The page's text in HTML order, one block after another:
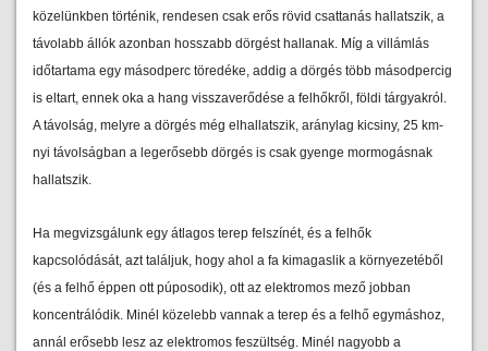
közelünkben történik, rendesen csak erős rövid csattanás hallatszik, a
távolabb állók azonban hosszabb dörgést hallanak. Míg a villámlás
időtartama egy másodperc töredéke, addig a dörgés több másodpercig
is eltart, ennek oka a hang visszaverődése a felhőkről, földi tárgyakról.
A távolság, melyre a dörgés még elhallatszik, aránylag kicsiny, 25 km-
nyi távolságban a legerősebb dörgés is csak gyenge mormogásnak
hallatszik.
Ha megvizsgálunk egy átlagos terep felszínét, és a felhők
kapcsolódását, azt találjuk, hogy ahol a fa kimagaslik a környezetéből
(és a felhő éppen ott púposodik), ott az elektromos mező jobban
koncentrálódik. Minél közelebb vannak a terep és a felhő egymáshoz,
annál erősebb lesz az elektromos feszültség. Minél nagyobb a